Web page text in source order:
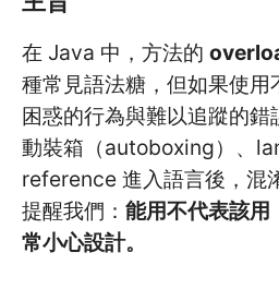
在 Java 中，方法的
種常見語法糖，但如果使用
困惑的行為與難以追蹤的錯
動裝箱（autoboxing）、
reference 進入語言後，混
提醒我們： 能用不代表該
常小心設計。